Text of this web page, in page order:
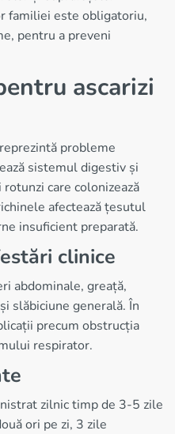
familiei este obligatoriu,
pentru a preveni
ascarizi
probleme
sistemul digestiv și
care colonizează
afectează țesutul
insuficient preparată.
clinice
abdominale, greață,
slăbiciune generală. În
precum obstrucția
respirator.
zilnic timp de 3-5 zile
ori pe zi, 3 zile